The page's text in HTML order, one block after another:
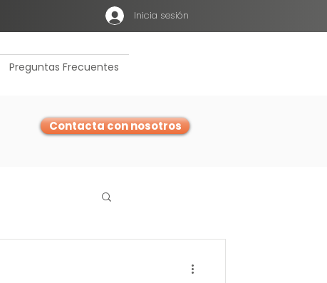
Inicia sesión
Preguntas Frecuentes
Contacta con nosotros